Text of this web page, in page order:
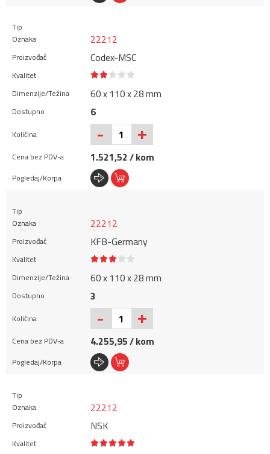
22212
Codex-MSC
60 x 110 x 28 mm
6
- +
1.521,52 / kom
22212
KFB-Germany
60 x 110 x 28 mm
3
- +
4.255,95 / kom
22212
NSK